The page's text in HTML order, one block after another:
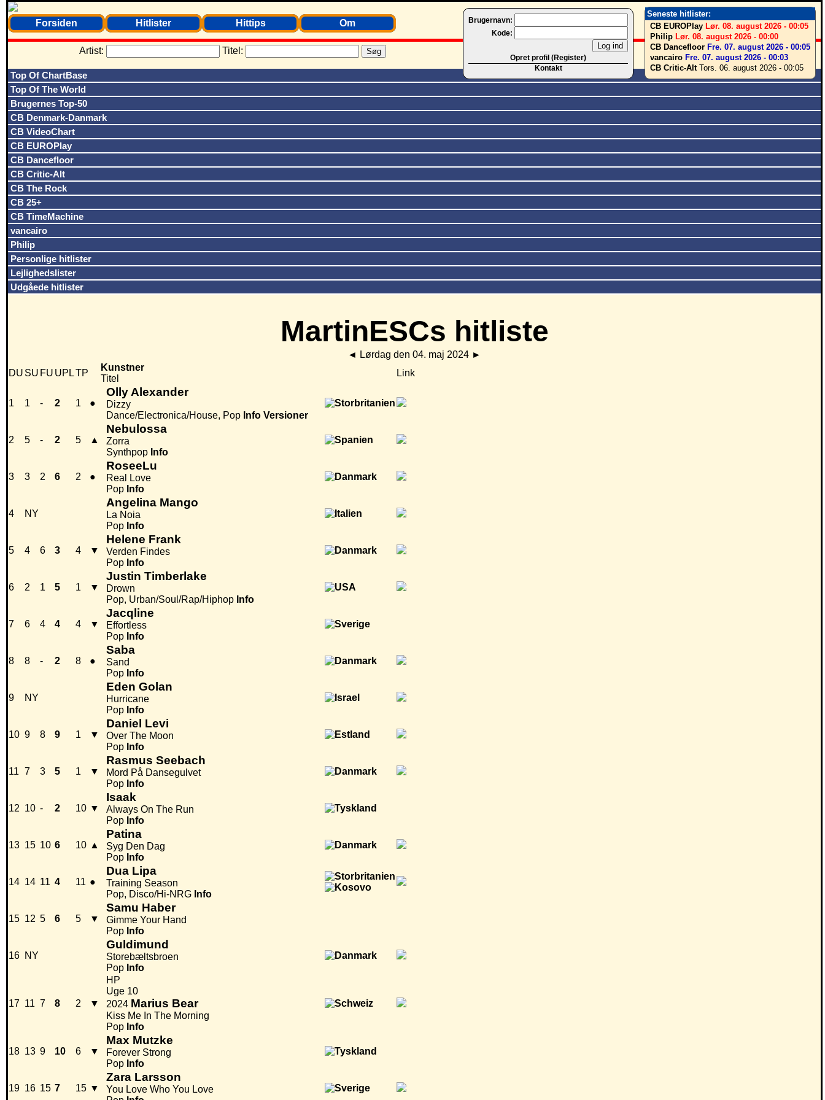
Seneste hitlister:
CB EUROPlay Lør. 08. august 2026 - 00:05
Philip Lør. 08. august 2026 - 00:00
CB Dancefloor Fre. 07. august 2026 - 00:05
vancairo Fre. 07. august 2026 - 00:03
CB Critic-AltTors. 06. august 2026 - 00:05
Brugernavn:
Kode:
Opret profil (Register)
Kontakt
Forsiden Hitlister Hittips Om
Artist: Titel:
Top Of ChartBase
Top Of The World
Brugernes Top-50
CB Denmark-Danmark
CB VideoChart
CB EUROPlay
CB Dancefloor
CB Critic-Alt
CB The Rock
CB 25+
CB TimeMachine
vancairo
Philip
Personlige hitlister
Lejlighedslister
Udgåede hitlister
MartinESCs hitliste
◄ Lørdag den 04. maj 2024 ►
DU SU FU UPLTP
Kunstner
Titel
Link
1 1 - 2 1 ●
Olly Alexander
Dizzy
Dance/Electronica/House, Pop Info Versioner
2 5 - 2 5 ▲
Nebulossa
Zorra
Synthpop Info
3 3 2 6 2 ●
RoseeLu
Real Love
Pop Info
4 NY
Angelina Mango
La Noia
Pop Info
5 4 6 3 4 ▼
Helene Frank
Verden Findes
Pop Info
6 2 1 5 1 ▼
Justin Timberlake
Drown
Pop, Urban/Soul/Rap/Hiphop Info
7 6 4 4 4 ▼
Jacqline
Effortless
Pop Info
8 8 - 2 8 ●
Saba
Sand
Pop Info
9 NY
Eden Golan
Hurricane
Pop Info
10 9 8 9 1 ▼
Daniel Levi
Over The Moon
Pop Info
11 7 3 5 1 ▼
Rasmus Seebach
Mord På Dansegulvet
Pop Info
12 10 - 2 10 ▼
Isaak
Always On The Run
Pop Info
13 15 10 6 10 ▲
Patina
Syg Den Dag
Pop Info
14 14 11 4 11 ●
Dua Lipa
Training Season
Pop, Disco/Hi-NRG Info
15 12 5 6 5 ▼
Samu Haber
Gimme Your Hand
Pop Info
16 NY
Guldimund
Storebæltsbroen
Pop Info
17 11 7 8 2 ▼
HP
Uge 10
2024 Marius Bear
Kiss Me In The Morning
Pop Info
18 13 9 10 6 ▼
Max Mutzke
Forever Strong
Pop Info
19 16 15 7 15 ▼
Zara Larsson
You Love Who You Love